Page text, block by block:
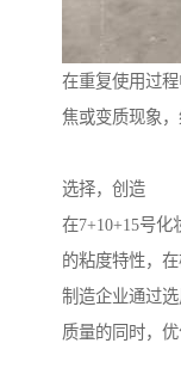
在重复使用过
焦或变质现象，
选择，创造
在7+10+15号化
的粘度特性，
制造企业通过
质量的同时，